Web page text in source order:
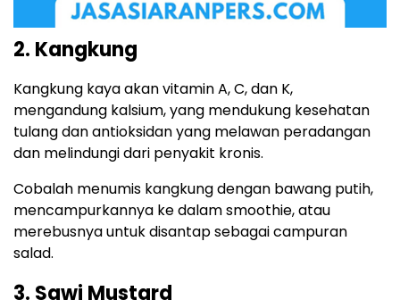
2. Kangkung
Kangkung kaya akan vitamin A, C, dan K,
mengandung kalsium, yang mendukung kesehatan
tulang dan antioksidan yang melawan peradangan
dan melindungi dari penyakit kronis.
Cobalah menumis kangkung dengan bawang putih,
mencampurkannya ke dalam smoothie, atau
merebusnya untuk disantap sebagai campuran
salad.
3. Sawi Mustard